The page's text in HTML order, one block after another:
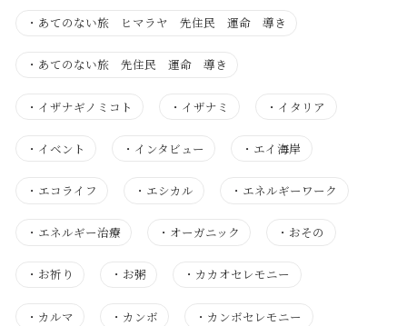
・ あてのない旅 ヒマラヤ 先住民 運命 導き
・ あてのない旅 先住民 運命 導き
・ イザナギノミコト ・ イザナミ ・ イタリア
・ イベント ・ インタビュー ・ エイ海岸
・ エコライフ ・ エシカル ・ エネルギーワーク
・ エネルギー治療 ・ オーガニック ・ おその
・ お祈り ・ お粥 ・ カカオセレモニー
・ カルマ ・ カンボ ・ カンボセレモニー